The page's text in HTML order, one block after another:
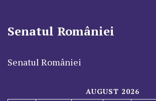
Senatul României
Senatul României
AUGUST 2026